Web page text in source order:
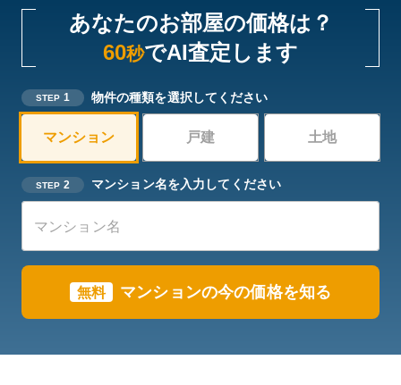
あなたのお部屋の価格は？
60秒でAI査定します
STEP 1 物件の種類を選択してください
マンション 戸建 土地
STEP 2 マンション名を入力してください
無料 マンションの今の価格を知る